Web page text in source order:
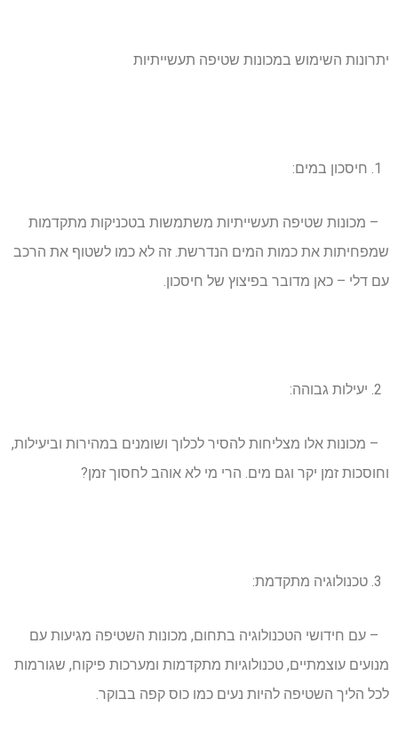
יתרונות השימוש במכונות שטיפה תעשייתיות
חיסכון במים:
– מכונות שטיפה תעשייתיות משתמשות בטכניקות מתקדמות
שמפחיתות את כמות המים הנדרשת. זה לא כמו לשטוף את הרכב
עם דלי – כאן מדובר בפיצוץ של חיסכון.
יעילות גבוהה:
– מכונות אלו מצליחות להסיר לכלוך ושומנים במהירות וביעילות,
וחוסכות זמן יקר וגם מים. הרי מי לא אוהב לחסוך זמן?
טכנולוגיה מתקדמת:
– עם חידושי הטכנולוגיה בתחום, מכונות השטיפה מגיעות עם
מנועים עוצמתיים, טכנולוגיות מתקדמות ומערכות פיקוח, שגורמות
לכל הליך השטיפה להיות נעים כמו כוס קפה בבוקר.